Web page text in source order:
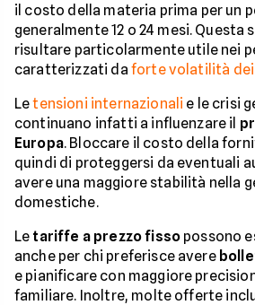
il costo della materia prima per un
generalmente 12 o 24 mesi. Questa
risultare particolarmente utile nei
caratterizzati da forte volatilità
Letensioni internazionali e le crisi
continuano infatti a influenzare il
Europa. Bloccare il costo della
quindi di proteggersi da eventuali
avere una maggiore stabilità nella
domestiche.
Le tariffe a prezzo fisso possono
anche per chi preferisce avere
e pianificare con maggiore
familiare. Inoltre, molte offerte